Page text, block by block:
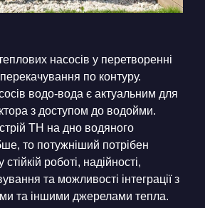
насосів у перетворенні
по контуру.
водо-вода є актуальним для
з доступом до водойми.
ТН на дно водяного
то потужніший потрібен
роботі, надійності,
та можливості інтеграції з
та іншими джерелами тепла.